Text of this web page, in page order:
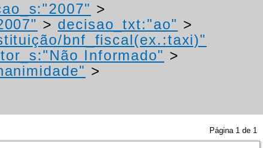
>
> decisao_txt:"ao" >
bnf_fiscal(ex.:taxi)"
Informado" >
>
Página 1 de 1